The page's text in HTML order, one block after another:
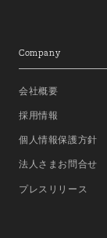
Company
会社概要
採用情報
個人情報保護方針
法人さまお問合せ
プレスリリース